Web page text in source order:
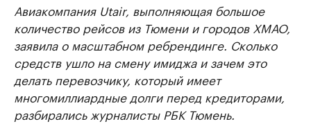
Авиакомпания Utair, выполняющая большое
количество рейсов из Тюмени и городов ХМАО,
заявила о масштабном ребрендинге. Сколько
средств ушло на смену имиджа и зачем это
делать перевозчику, который имеет
многомиллиардные долги перед кредиторами,
разбирались журналисты РБК Тюмень.